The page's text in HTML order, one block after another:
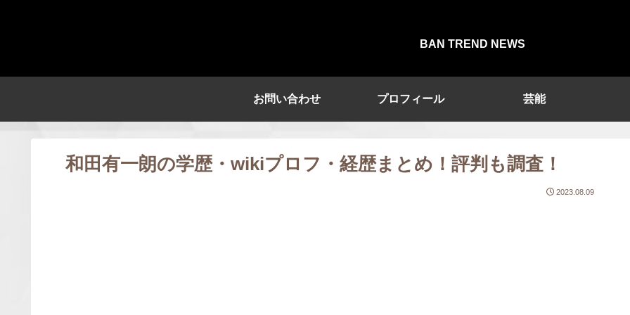
BAN TREND NEWS
お問い合わせ プロフィール 芸能
和田有一朗の学歴・wikiプロフ・経歴まとめ！評判も調査！
2023.08.09